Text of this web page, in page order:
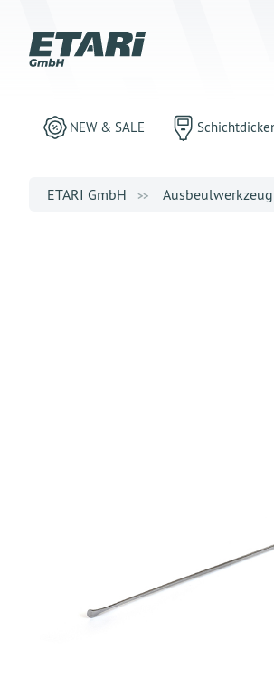
NEW & SALE
ETARI GmbH Ausbeulwerkzeug